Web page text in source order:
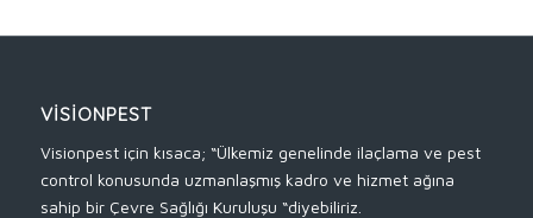
VISIONPEST
Visionpest için kısaca; “Ülkemiz genelinde ilaçlama ve pest
control konusunda uzmanlaşmış kadro ve hizmet ağına
sahip bir Çevre Sağlığı Kuruluşu “diyebiliriz.